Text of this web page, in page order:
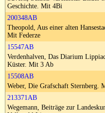
Versand&Zahlung
Impressum
Geschichte. Mit 4Bi
200348AB
Theopold, Aus einer alten
Mit Federze
15547AB
Verdenhalven, Das Diarium
Küster. Mit 3 Ab
15508AB
Weber, Die Grafschaft Sternberg.
213371AB
Wegemann, Beiträge zur